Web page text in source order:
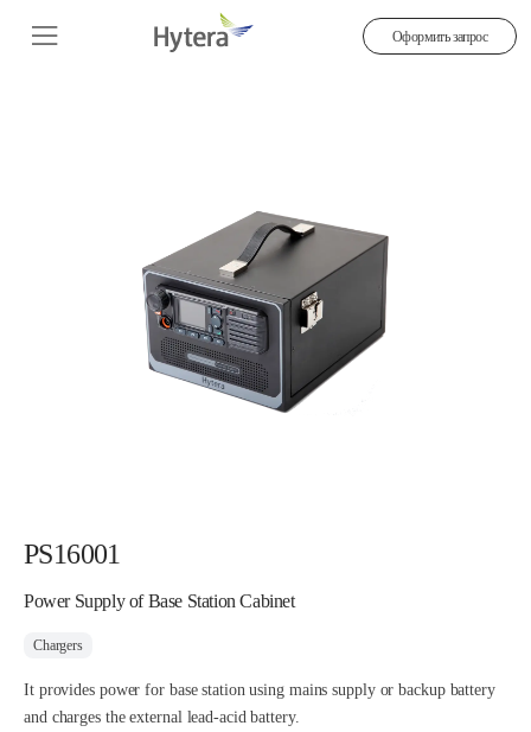
Оформить запрос
PS16001
Power Supply of Base Station Cabinet
Chargers
It provides power for base station using mains supply or backup battery
and charges the external lead-acid battery.